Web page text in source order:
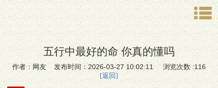
五行中最好的命 你真的懂吗
作者：网友 发布时间：2026-03-27 10:02:11 浏览次数 :116
[返回]